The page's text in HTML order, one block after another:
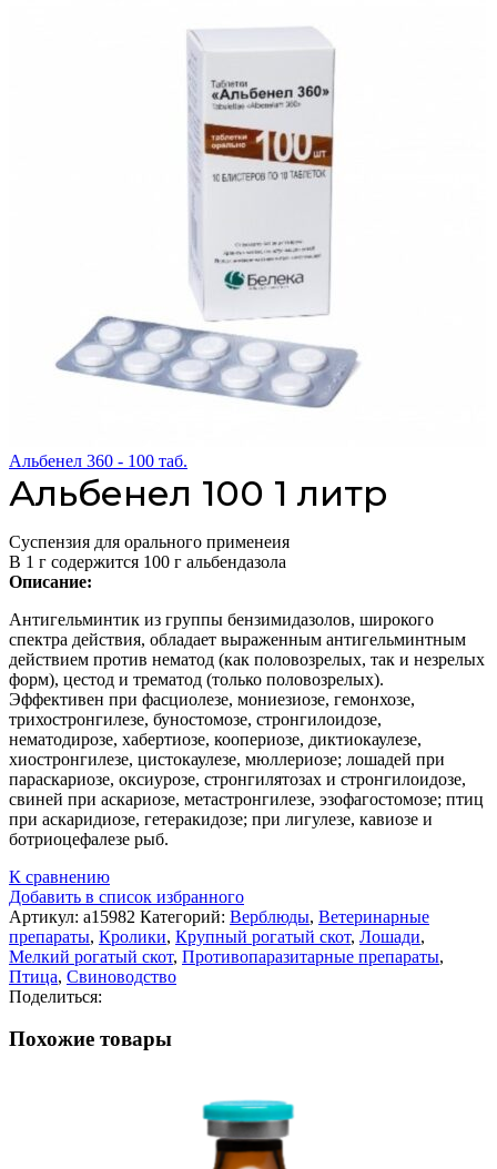
Альбенел 360 - 100 таб.
Альбенел 100 1 литр
Суспензия для орального применеия
В 1 г содержится 100 г альбендазола
Описание:
Антигельминтик из группы бензимидазолов, широкого
спектра действия, обладает выраженным антигельминтным
действием против нематод (как половозрелых, так и незрелых
форм), цестод и трематод (только половозрелых).
Эффективен при фасциолезе, мониезиозе, гемонхозе,
трихостронгилезе, буностомозе, стронгилоидозе,
нематодирозе, хабертиозе, коопериозе, диктиокаулезе,
хиостронгилезе, цистокаулезе, мюллериозе; лошадей при
параскариозе, оксиурозе, стронгилятозах и стронгилоидозе,
свиней при аскариозе, метастронгилезе, эзофагостомозе; птиц
при аскаридиозе, гетеракидозе; при лигулезе, кавиозе и
ботриоцефалезе рыб.
К сравнению
Добавить в список избранного
Артикул: а15982 Категорий: Верблюды, Ветеринарные
препараты, Кролики, Крупный рогатый скот, Лошади,
Мелкий рогатый скот, Противопаразитарные препараты,
Птица, Свиноводство
Поделиться:
Похожие товары